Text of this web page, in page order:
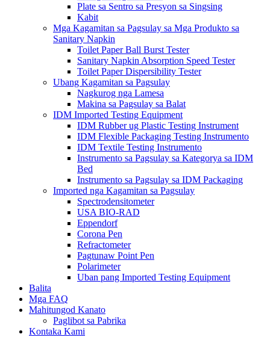
Plate sa Sentro sa Presyon sa Singsing
Kabit
Mga Kagamitan sa Pagsulay sa Mga Produkto sa
Sanitary Napkin
Toilet Paper Ball Burst Tester
Sanitary Napkin Absorption Speed ​​Tester
Toilet Paper Dispersibility Tester
Ubang Kagamitan sa Pagsulay
Nagkurog nga Lamesa
Makina sa Pagsulay sa Balat
IDM Imported Testing Equipment
IDM Rubber ug Plastic Testing Instrument
IDM Flexible Packaging Testing Instrumento
IDM Textile Testing Instrumento
Instrumento sa Pagsulay sa Kategorya sa IDM
Bed
Instrumento sa Pagsulay sa IDM Packaging
Imported nga Kagamitan sa Pagsulay
Spectrodensitometer
USA BIO-RAD
Eppendorf
Corona Pen
Refractometer
Pagtunaw Point Pen
Polarimeter
Uban pang Imported Testing Equipment
Balita
Mga FAQ
Mahitungod Kanato
Paglibot sa Pabrika
Kontaka Kami